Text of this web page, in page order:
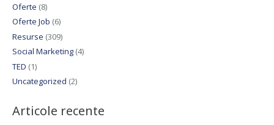
Oferte (8)
Oferte Job (6)
Resurse (309)
Social Marketing(4)
TED (1)
Uncategorized (2)
Articole recente